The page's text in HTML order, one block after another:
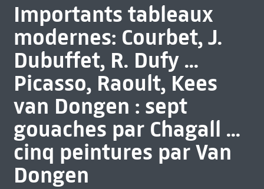
Importants tableaux
modernes: Courbet, J.
Dubuffet, R. Dufy ...
Picasso, Raoult, Kees
van Dongen : sept
gouaches par Chagall ...
cinq peintures par Van
Dongen